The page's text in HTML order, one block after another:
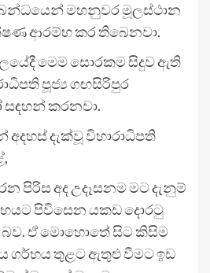
මහනුවර මූලස්ථාන
ආරම්භ කර තිබෙනවා.
මෙම සොරකම සිදුව ඇති
පූජ්‍ය ගඟසිරිපුර
කරනවා.
දැක්වූ විහාරාධිපති
පිරිස අද උදෑසනම මට දැනුම්
පිවිසෙන යකඩ දොරටු
බව. ඒ මොහොතේ සිට කිසිම
තුළට ඇතුළු වීමට ඉඩ